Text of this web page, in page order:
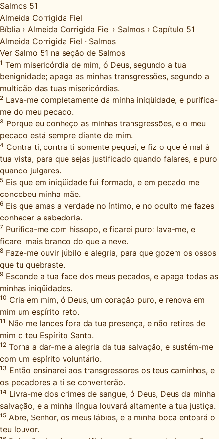
Salmos 51
Almeida Corrigida Fiel
Bíblia › Almeida Corrigida Fiel › Salmos › Capítulo 51
Almeida Corrigida Fiel · Salmos
Ver Salmo 51 na seção de Salmos
1 Tem misericórdia de mim, ó Deus, segundo a tua
benignidade; apaga as minhas transgressões, segundo a
multidão das tuas misericórdias.
2 Lava-me completamente da minha iniqüidade, e purifica-
me do meu pecado.
3 Porque eu conheço as minhas transgressões, e o meu
pecado está sempre diante de mim.
4 Contra ti, contra ti somente pequei, e fiz o que é mal à
tua vista, para que sejas justificado quando falares, e puro
quando julgares.
5 Eis que em iniqüidade fui formado, e em pecado me
concebeu minha mãe.
6 Eis que amas a verdade no íntimo, e no oculto me fazes
conhecer a sabedoria.
7 Purifica-me com hissopo, e ficarei puro; lava-me, e
ficarei mais branco do que a neve.
8 Faze-me ouvir júbilo e alegria, para que gozem os ossos
que tu quebraste.
9 Esconde a tua face dos meus pecados, e apaga todas as
minhas iniqüidades.
10 Cria em mim, ó Deus, um coração puro, e renova em
mim um espírito reto.
11 Não me lances fora da tua presença, e não retires de
mim o teu Espírito Santo.
12 Torna a dar-me a alegria da tua salvação, e sustém-me
com um espírito voluntário.
13 Então ensinarei aos transgressores os teus caminhos, e
os pecadores a ti se converterão.
14 Livra-me dos crimes de sangue, ó Deus, Deus da minha
salvação, e a minha língua louvará altamente a tua justiça.
15 Abre, Senhor, os meus lábios, e a minha boca entoará o
teu louvor.